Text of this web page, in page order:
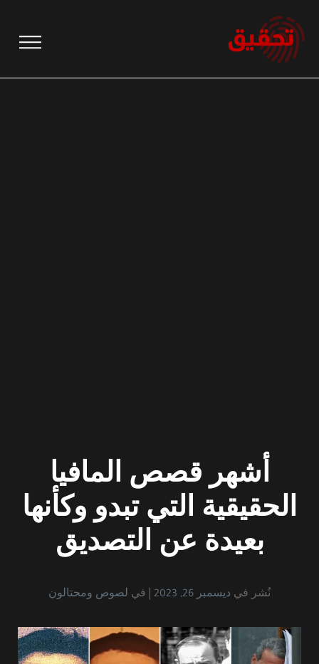
إلى
المحتوى
أشهر قصص المافيا
الحقيقية التي تبدو وكأنها
بعيدة عن التصديق
نُشر في ديسمبر 26, 2023 في لصوص ومحتالون